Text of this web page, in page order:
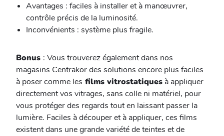
Avantages : faciles à installer et à manœuvrer,
contrôle précis de la luminosité.
Inconvénients : système plus fragile.
Bonus : Vous trouverez également dans nos
magasins Centrakor des solutions encore plus faciles
à poser comme les films vitrostatiques à appliquer
directement vos vitrages, sans colle ni matériel, pour
vous protéger des regards tout en laissant passer la
lumière. Faciles à découper et à appliquer, ces films
existent dans une grande variété de teintes et de